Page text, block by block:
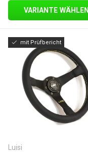
VARIANTE WÄHLEN
mit Prüfbericht
Luisi